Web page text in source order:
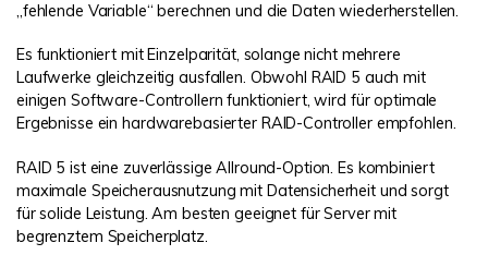
„fehlende Variable“ berechnen und die Daten wiederherstellen.
Es funktioniert mit Einzelparität, solange nicht mehrere
Laufwerke gleichzeitig ausfallen. Obwohl RAID 5 auch mit
einigen Software-Controllern funktioniert, wird für optimale
Ergebnisse ein hardwarebasierter RAID-Controller empfohlen.
RAID 5 ist eine zuverlässige Allround-Option. Es kombiniert
maximale Speicherausnutzung mit Datensicherheit und sorgt
für solide Leistung. Am besten geeignet für Server mit
begrenztem Speicherplatz.